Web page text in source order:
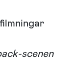
scenen